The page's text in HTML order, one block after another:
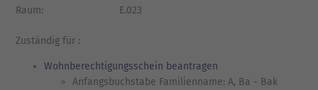
Raum:
E.023
Zuständig für :
Wohnberechtigungsschein beantragen
Anfangsbuchstabe Familienname: A, Ba - Bak